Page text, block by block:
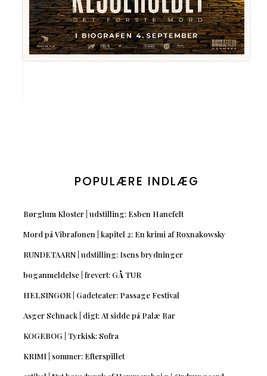
POPULÆRE INDLÆG
Børglum Kloster | udstilling: Esben Hanefelt
Mord på Vibrafonen | kapitel 2: En krimi af Roxnakowsky
RUNDETAARN | udstilling: Isens brydninger
boganmeldelse | frevert: GÅ TUR
HELSINGØR | Gadeteater: Passage Festival
Asger Schnack | digt: At sidde på Palæ Bar
KOGEBOG | Tyrkisk: Sofra
KRIMI | sommer: Efterspillet